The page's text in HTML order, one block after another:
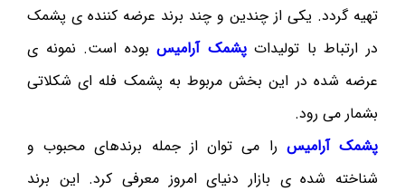
تهیه گردد. یکی از چندین و چند برند عرضه کننده ی پشمک
در ارتباط با تولیداتپشمک آرامیسبوده است. نمونه ی
عرضه شده در این بخش مربوط به پشمک فله ای شکلاتی
بشمار می رود.
پشمک آرامیس را می توان از جمله برندهای محبوب و
شناخته شده ی بازار دنیای امروز معرفی کرد. این برند